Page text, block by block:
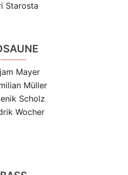
Starosta
Mayer
Müller
Scholz
Wocher